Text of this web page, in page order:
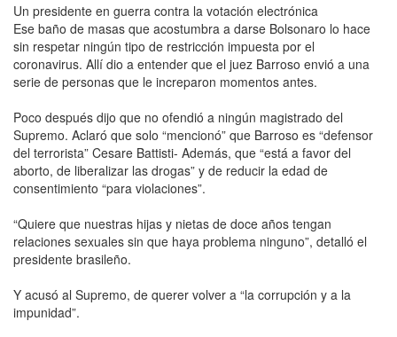
Un presidente en guerra contra la votación electrónica
Ese baño de masas que acostumbra a darse Bolsonaro lo hace
sin respetar ningún tipo de restricción impuesta por el
coronavirus. Allí dio a entender que el juez Barroso envió a una
serie de personas que le increparon momentos antes.
Poco después dijo que no ofendió a ningún magistrado del
Supremo. Aclaró que solo “mencionó” que Barroso es “defensor
del terrorista” Cesare Battisti- Además, que “está a favor del
aborto, de liberalizar las drogas” y de reducir la edad de
consentimiento “para violaciones”.
“Quiere que nuestras hijas y nietas de doce años tengan
relaciones sexuales sin que haya problema ninguno”, detalló el
presidente brasileño.
Y acusó al Supremo, de querer volver a “la corrupción y a la
impunidad”.